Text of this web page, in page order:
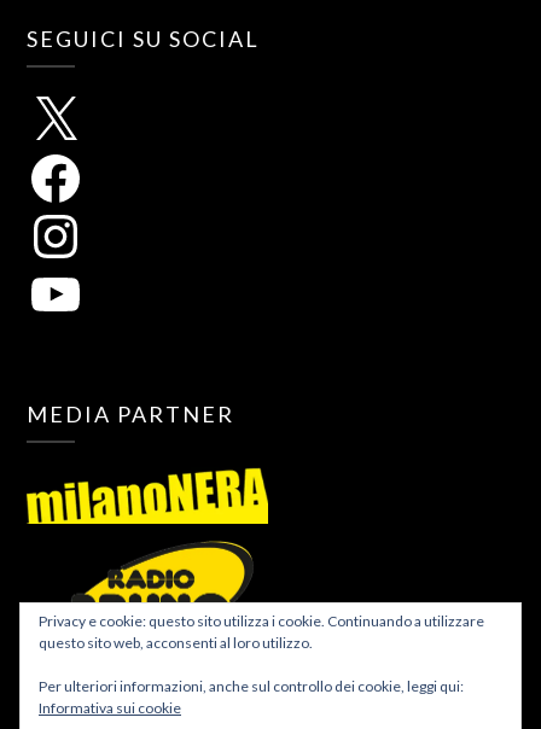
SEGUICI SU SOCIAL
MEDIA PARTNER
Privacy e cookie: questo sito utilizza i cookie. Continuando a utilizzare
questo sito web, acconsenti al loro utilizzo.
Per ulteriori informazioni, anche sul controllo dei cookie, leggi qui:
Informativa sui cookie